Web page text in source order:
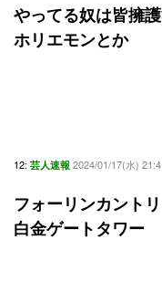
やってる奴は皆擁
ホリエモンとか
12: 芸人速報 2024/01/17(水)
フォーリンカント
白金ゲートタワー